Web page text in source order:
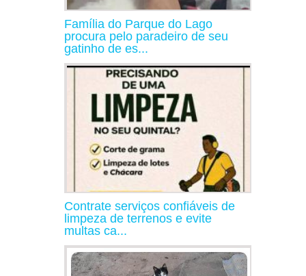
Família do Parque do Lago
procura pelo paradeiro de seu
gatinho de es...
Contrate serviços confiáveis de
limpeza de terrenos e evite
multas ca...